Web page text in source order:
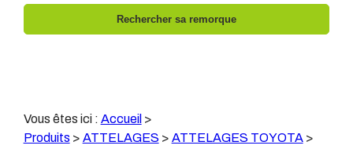
Vous êtes ici : Accueil >
Produits > ATTELAGES > ATTELAGES TOYOTA>